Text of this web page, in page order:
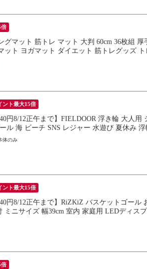
倍
グマット 筋トレ マット 大判 60cm 36枚組
ット ヨガマット ダイエット 筋トレグッズ
ント最大15倍
円8/12正午まで】FIELDOOR 浮き輪 大人
ル 海 ビーチ SNS レジャー 水遊び 夏休み
体のみ
ント最大15倍
円8/12正午まで】RiZKiZ バスケットゴー
ミニサイズ 幅39cm 室内 家庭用 LEDディス
倍